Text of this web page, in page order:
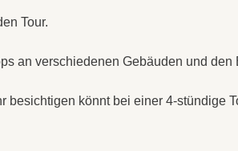
Tour.
an verschiedenen Gebäuden und den
besichtigen könnt bei einer 4-stündige